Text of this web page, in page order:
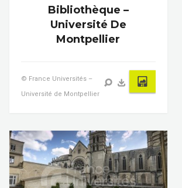
Bibliothèque –
Université De
Montpellier
© France Universités –
Université de Montpellier